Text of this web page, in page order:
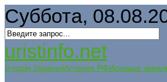
Суббота,
uristinfo.net
Історія УкраїниИстория РФИсковые